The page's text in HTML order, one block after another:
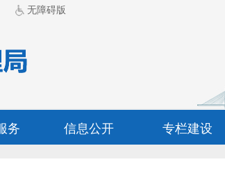
无障碍版
务 信息公开 专栏建设